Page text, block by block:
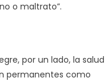
o maltrato”.
por un lado, la salud
permanentes como